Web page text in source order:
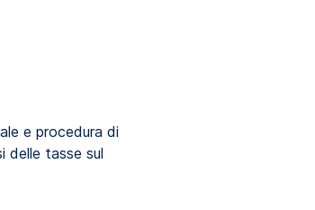
e procedura di
delle tasse sul